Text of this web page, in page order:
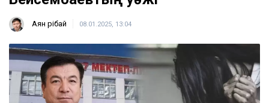
Аян Өрібай 08.01.2025, 13:04